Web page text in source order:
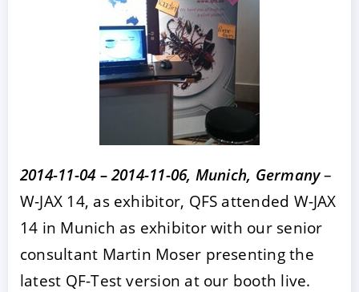
2014-11-04 – 2014-11-06, Munich, Germany–
W-JAX 14, as exhibitor, QFS attended W-JAX
14 in Munich as exhibitor with our senior
consultant Martin Moser presenting the
latest QF-Test version at our booth live.
ACCEPTER PARAMETRER